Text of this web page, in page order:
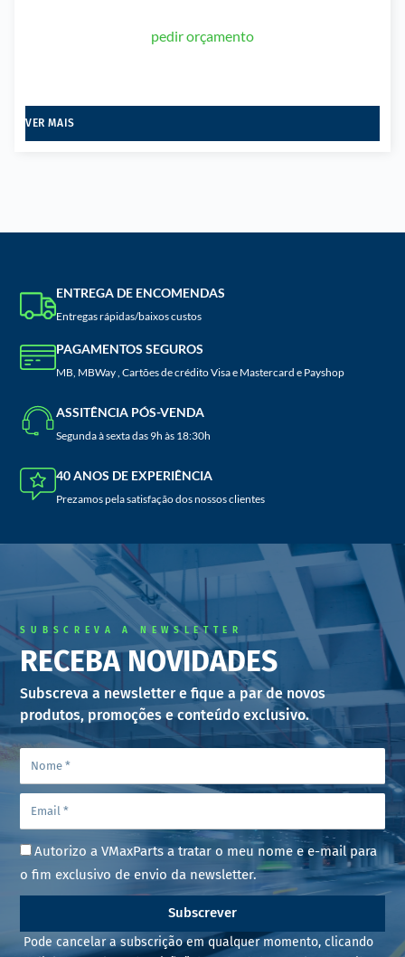
pedir orçamento
VER MAIS
ENTREGA DE ENCOMENDAS
Entregas rápidas/baixos custos
PAGAMENTOS SEGUROS
MB, MBWay , Cartões de crédito Visa e Mastercard e Payshop
ASSITÊNCIA PÓS-VENDA
Segunda à sexta das 9h às 18:30h
40 ANOS DE EXPERIÊNCIA
Prezamos pela satisfação dos nossos clientes
SUBSCREVA A NEWSLETTER
RECEBA NOVIDADES
Subscreva a newsletter e fique a par de novos
produtos, promoções e conteúdo exclusivo.
Autorizo a VMaxParts a tratar o meu nome e e-mail para
o fim exclusivo de envio da newsletter.
Subscrever
Pode cancelar a subscrição em qualquer momento, clicando